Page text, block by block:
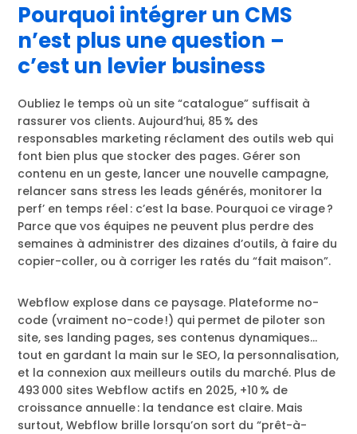
Pourquoi intégrer un CMS
n’est plus une question –
c’est un levier business
Oubliez le temps où un site “catalogue” suffisait à
rassurer vos clients. Aujourd’hui, 85 % des
responsables marketing réclament des outils web qui
font bien plus que stocker des pages. Gérer son
contenu en un geste, lancer une nouvelle campagne,
relancer sans stress les leads générés, monitorer la
perf’ en temps réel : c’est la base. Pourquoi ce virage ?
Parce que vos équipes ne peuvent plus perdre des
semaines à administrer des dizaines d’outils, à faire du
copier-coller, ou à corriger les ratés du “fait maison”.
Webflow explose dans ce paysage. Plateforme no-
code (vraiment no-code !) qui permet de piloter son
site, ses landing pages, ses contenus dynamiques…
tout en gardant la main sur le SEO, la personnalisation,
et la connexion aux meilleurs outils du marché. Plus de
493 000 sites Webflow actifs en 2025, +10 % de
croissance annuelle : la tendance est claire. Mais
surtout, Webflow brille lorsqu’on sort du “prêt-à-